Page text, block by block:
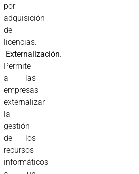
por
adquisición
de
licencias.
Externalización.
Permite
a las
empresas
externalizar
la
gestión
de los
recursos
informáticos